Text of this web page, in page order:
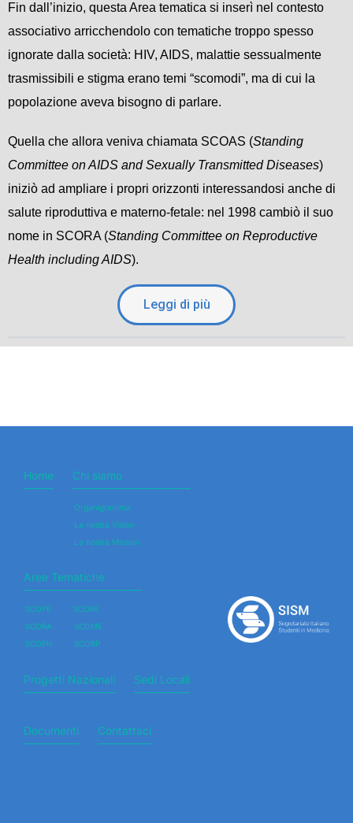
Fin dall’inizio, questa Area tematica si inserì nel contesto
associativo arricchendolo con tematiche troppo spesso
ignorate dalla società: HIV, AIDS, malattie sessualmente
trasmissibili e stigma erano temi “scomodi”, ma di cui la
popolazione aveva bisogno di parlare.
Quella che allora veniva chiamata SCOAS (Standing
Committee on AIDS and Sexually Transmitted Diseases)
iniziò ad ampliare i propri orizzonti interessandosi anche di
salute riproduttiva e materno-fetale: nel 1998 cambiò il suo
nome in SCORA (Standing Committee on Reproductive
Health including AIDS).
Leggi di più
Home Chi siamo
Organigramma
La nostra Vision
La nostra Mission
Aree Tematiche
SCOPE
SCORE
SCORA
SCOME
SCOPH
SCORP
Progetti Nazionali Sedi Locali
Documenti Contattaci